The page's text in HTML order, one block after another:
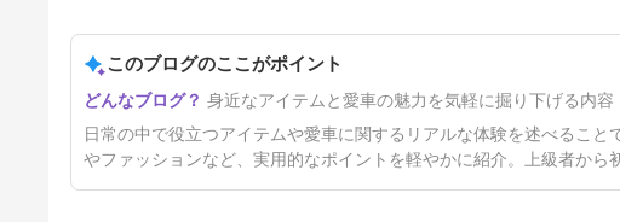
2年9ヶ月前
このブログのここがポイント
身近なアイテムと愛車の魅力を気軽に掘り下げる内容
日常の中で役立つアイテムや愛車に関するリアルな体験を述べるこ
やファッションなど、実用的なポイントを軽やかに紹介。上級者から